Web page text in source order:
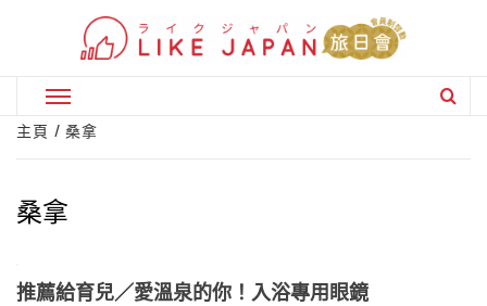
Primary
Menu
主頁 桑拿
桑拿
推薦給育兒／愛溫泉的你！入浴專用眼鏡